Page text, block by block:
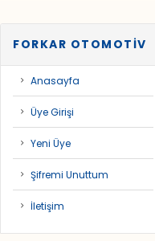
FORKAR OTOMOTİV
Anasayfa
Üye Girişi
Yeni Üye
Şifremi Unuttum
İletişim